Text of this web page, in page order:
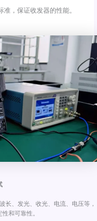
，保证收发器的性能。
长、发光、收光、电流、电压等，
和可靠性。